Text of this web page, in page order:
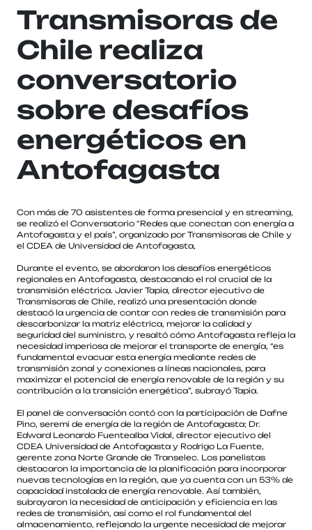
Transmisoras de
Chile realiza
conversatorio
sobre desafíos
energéticos en
Antofagasta
Con más de 70 asistentes de forma presencial y en streaming,
se realizó el Conversatorio “Redes que conectan con energía a
Antofagasta y el país”, organizado por Transmisoras de Chile y
el CDEA de Universidad de Antofagasta,
Durante el evento, se abordaron los desafíos energéticos
regionales en Antofagasta, destacando el rol crucial de la
transmisión eléctrica. Javier Tapia, director ejecutivo de
Transmisoras de Chile, realizó una presentación donde
destacó la urgencia de contar con redes de transmisión para
descarbonizar la matriz eléctrica, mejorar la calidad y
seguridad del suministro, y resaltó cómo Antofagasta refleja la
necesidad imperiosa de mejorar el transporte de energía, “es
fundamental evacuar esta energía mediante redes de
transmisión zonal y conexiones a líneas nacionales, para
maximizar el potencial de energía renovable de la región y su
contribución a la transición energética”, subrayó Tapia.
El panel de conversación contó con la participación de Dafne
Pino, seremi de energía de la región de Antofagasta; Dr.
Edward Leonardo Fuentealba Vidal, director ejecutivo del
CDEA Universidad de Antofagasta y Rodrigo La Fuente,
gerente zona Norte Grande de Transelec. Los panelistas
destacaron la importancia de la planificación para incorporar
nuevas tecnologías en la región, que ya cuenta con un 53% de
capacidad instalada de energía renovable. Así también,
subrayaron la necesidad de anticipación y eficiencia en las
redes de transmisión, así como el rol fundamental del
almacenamiento, reflejando la urgente necesidad de mejorar